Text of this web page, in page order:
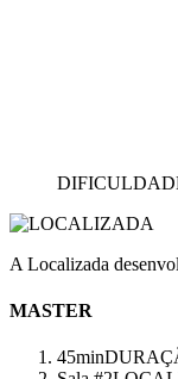
A Localizada
MASTER
45min